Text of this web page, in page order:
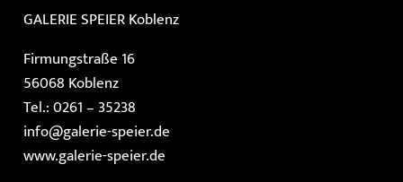
GALERIE SPEIERKoblenz
Firmungstraße 16
56068 Koblenz
Tel.: 0261 – 35238
info@galerie-speier.de
www.galerie-speier.de